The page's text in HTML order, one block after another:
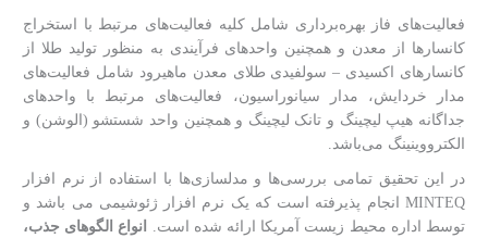
فعالیت‌های فاز بهره‌برداری شامل کلیه فعالیت‌های مرتبط با استخراج
کانسارها از معدن و همچنین واحدهای فرآیندی به منظور تولید طلا از
کانسارهای اکسیدی – سولفیدی طلای معدن ماهیرود شامل فعالیت‌های
مدار خردایش، مدار سیانوراسیون، فعالیت‌های مرتبط با واحدهای
جداگانه هیپ لیچینگ و تانک لیچینگ و همچنین واحد شستشو (الوشن) و
الکترووینینگ می‌باشد.
در این تحقیق تمامی بررسی‌ها و مدلسازی‌ها با استفاده از نرم افزار
MINTEQ انجام پذیرفته است که یک نرم افزار ژئوشیمی می باشد و
توسط اداره محیط زیست آمریکا ارائه شده است.
انواع الگوهای جذب،